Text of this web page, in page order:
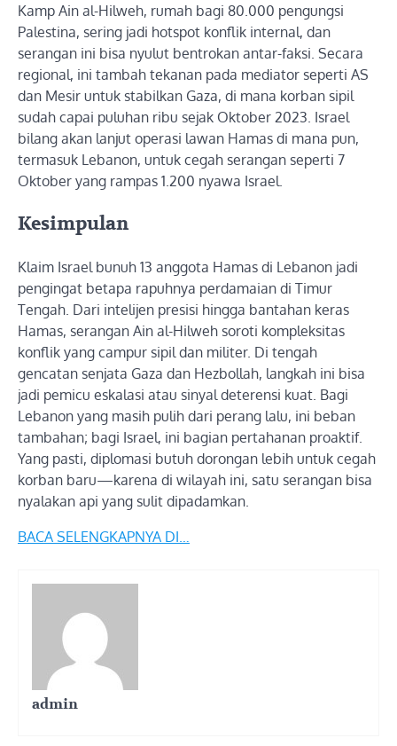
Kamp Ain al-Hilweh, rumah bagi 80.000 pengungsi
Palestina, sering jadi hotspot konflik internal, dan
serangan ini bisa nyulut bentrokan antar-faksi. Secara
regional, ini tambah tekanan pada mediator seperti AS
dan Mesir untuk stabilkan Gaza, di mana korban sipil
sudah capai puluhan ribu sejak Oktober 2023. Israel
bilang akan lanjut operasi lawan Hamas di mana pun,
termasuk Lebanon, untuk cegah serangan seperti 7
Oktober yang rampas 1.200 nyawa Israel.
Kesimpulan
Klaim Israel bunuh 13 anggota Hamas di Lebanon jadi
pengingat betapa rapuhnya perdamaian di Timur
Tengah. Dari intelijen presisi hingga bantahan keras
Hamas, serangan Ain al-Hilweh soroti kompleksitas
konflik yang campur sipil dan militer. Di tengah
gencatan senjata Gaza dan Hezbollah, langkah ini bisa
jadi pemicu eskalasi atau sinyal deterensi kuat. Bagi
Lebanon yang masih pulih dari perang lalu, ini beban
tambahan; bagi Israel, ini bagian pertahanan proaktif.
Yang pasti, diplomasi butuh dorongan lebih untuk cegah
korban baru—karena di wilayah ini, satu serangan bisa
nyalakan api yang sulit dipadamkan.
BACA SELENGKAPNYA DI…
admin